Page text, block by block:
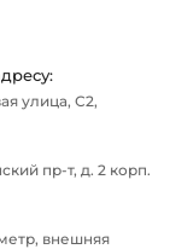
улица, С2,
пр-т, д. 2 корп.
внешняя